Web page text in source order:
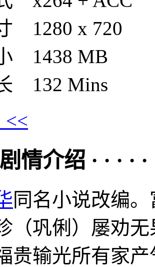
1280 x 720
1438 MB
Mins
<<
情介绍 · · · · ·
同名小说改编
（巩俐）屡劝
贵输光所有家